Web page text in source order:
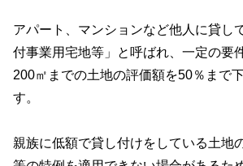
アパート、マンションなど他人に貸し
付事業用宅地等」と呼ばれ、一定の要
200㎡までの土地の評価額を50％まで
す。
親族に低額で貸し付けをしている土地